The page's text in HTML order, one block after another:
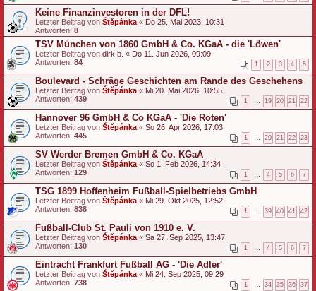
Keine Finanzinvestoren in der DFL!
Letzter Beitrag von Štěpánka « Do 25. Mai 2023, 10:31
Antworten: 8
TSV München von 1860 GmbH & Co. KGaA - die 'Löwen'
Letzter Beitrag von dirk b. « Do 11. Jun 2026, 09:09
Antworten: 84 1 2 3 4 5
Boulevard - Schräge Geschichten am Rande des Geschehens
Letzter Beitrag von Štěpánka « Mi 20. Mai 2026, 10:55
Antworten: 439 1 19 20 21 22
Hannover 96 GmbH & Co KGaA - 'Die Roten'
Letzter Beitrag von Štěpánka « So 26. Apr 2026, 17:03
Antworten: 445 1 20 21 22 23
SV Werder Bremen GmbH & Co. KGaA
Letzter Beitrag von Štěpánka « So 1. Feb 2026, 14:34
Antworten: 129 1 4 5 6 7
TSG 1899 Hoffenheim Fußball-Spielbetriebs GmbH
Letzter Beitrag von Štěpánka « Mi 29. Okt 2025, 12:52
Antworten: 838 1 39 40 41 42
Fußball-Club St. Pauli von 1910 e. V.
Letzter Beitrag von Štěpánka « Sa 27. Sep 2025, 13:47
Antworten: 130 1 4 5 6 7
Eintracht Frankfurt Fußball AG - 'Die Adler'
Letzter Beitrag von Štěpánka « Mi 24. Sep 2025, 09:29
Antworten: 738 1 34 35 36 37